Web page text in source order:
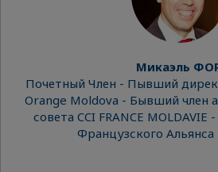
Микаэль
Почетный Член - Пывший
Orange Moldova - Бывший член
совета CCI FRANCE
Французского